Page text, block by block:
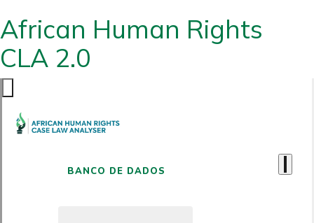
African Human Rights
CLA 2.0
BANCO DE DADOS